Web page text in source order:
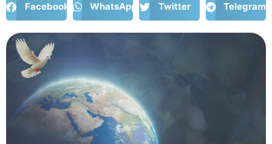
Facebook WhatsApp Twitter Telegram